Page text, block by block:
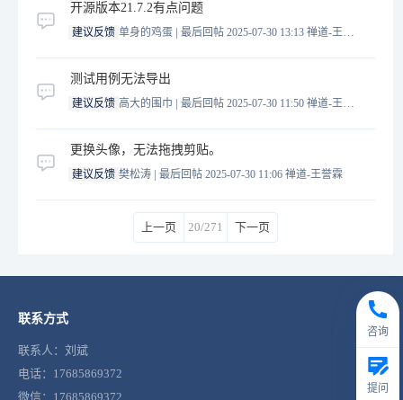
开源版本21.7.2有点问题
建议反馈 单身的鸡蛋 | 最后回帖 2025-07-30 13:13 禅道-王誉霖
测试用例无法导出
建议反馈 高大的围巾 | 最后回帖 2025-07-30 11:50 禅道-王誉霖
更换头像，无法拖拽剪贴。
建议反馈 樊松涛 | 最后回帖 2025-07-30 11:06 禅道-王誉霖
上一页 20/271 下一页
联系方式
联系人：刘斌
电话：17685869372
微信：17685869372
咨询
提问